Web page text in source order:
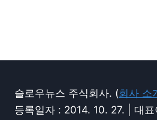
슬로우뉴스 주식회사. (회사 소
등록일자 : 2014. 10. 27. | 대표